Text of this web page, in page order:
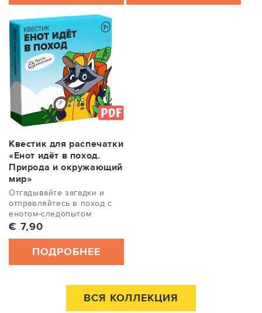
Квестик для распечатки
«Енот идёт в поход.
Природа и окружающий
мир»
Отгадывайте загадки и
отправляйтесь в поход с
енотом-следопытом
Обычная цена
€ 7,90
ПОДРОБНЕЕ
ВСЯ КОЛЛЕКЦИЯ